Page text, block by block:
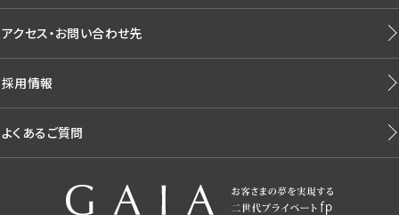
アクセス・お問い合わせ先
採用情報
よくあるご質問